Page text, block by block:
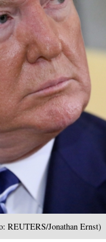
REUTERS/Jonathan Ernst)